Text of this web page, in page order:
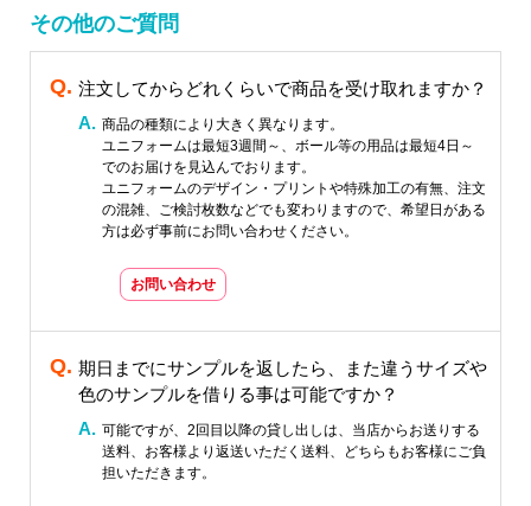
その他のご質問
注文してからどれくらいで商品を受け取れますか？
商品の種類により大きく異なります。
ユニフォームは最短3週間～、ボール等の用品は最短4日～
でのお届けを見込んでおります。
ユニフォームのデザイン・プリントや特殊加工の有無、注文
の混雑、ご検討枚数などでも変わりますので、希望日がある
方は必ず事前にお問い合わせください。
お問い合わせ
期日までにサンプルを返したら、また違うサイズや
色のサンプルを借りる事は可能ですか？
可能ですが、2回目以降の貸し出しは、当店からお送りする
送料、お客様より返送いただく送料、どちらもお客様にご負
担いただきます。